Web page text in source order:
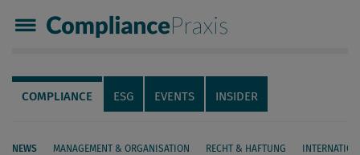
Compliance Praxis
Servicenavigation
Navigation
COMPLIANCE ESG EVENTS INSIDER
NEWS MANAGEMENT & ORGANISATION RECHT & HAFTUNG